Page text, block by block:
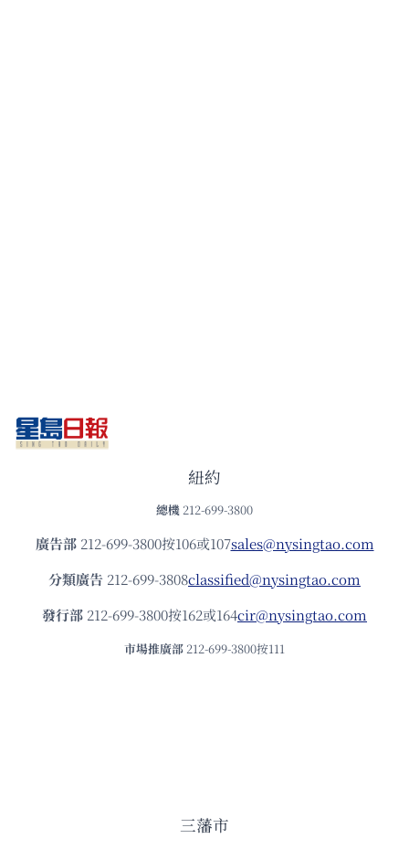
紐約
總機 212-699-3800
廣告部212-699-3800按106或107sales@nysingtao.com
分類廣告 212-699-3808classified@nysingtao.com
發⾏部 212-699-3800按162或164cir@nysingtao.com
市場推廣部 212-699-3800按111
三藩市